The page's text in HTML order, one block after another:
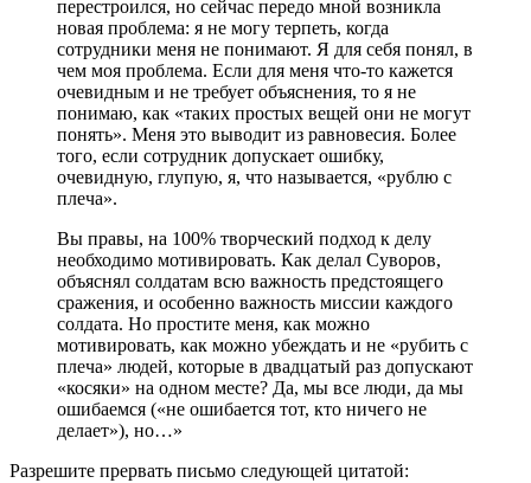
перестроился, но сейчас передо мной возникла
новая проблема: я не могу терпеть, когда
сотрудники меня не понимают. Я для себя понял, в
чем моя проблема. Если для меня что-то кажется
очевидным и не требует объяснения, то я не
понимаю, как «таких простых вещей они не могут
понять». Меня это выводит из равновесия. Более
того, если сотрудник допускает ошибку,
очевидную, глупую, я, что называется, «рублю с
плеча».
Вы правы, на 100% творческий подход к делу
необходимо мотивировать. Как делал Суворов,
объяснял солдатам всю важность предстоящего
сражения, и особенно важность миссии каждого
солдата. Но простите меня, как можно
мотивировать, как можно убеждать и не «рубить с
плеча» людей, которые в двадцатый раз допускают
«косяки» на одном месте? Да, мы все люди, да мы
ошибаемся («не ошибается тот, кто ничего не
делает»), но…»
Разрешите прервать письмо следующей цитатой: